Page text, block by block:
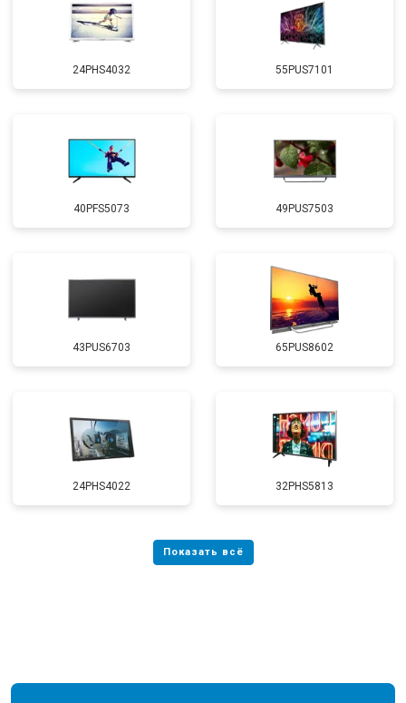
24PHS4032 55PUS7101
40PFS5073 49PUS7503
43PUS6703 65PUS8602
24PHS4022 32PHS5813